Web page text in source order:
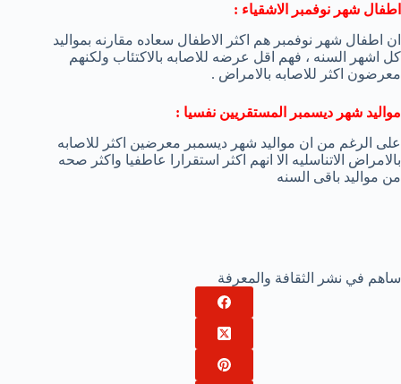
اطفال شهر نوفمبر الاشقياء :
ان اطفال شهر نوفمبر هم اكثر الاطفال سعاده مقارنه بمواليد
كل اشهر السنه ، فهم اقل عرضه للاصابه بالاكتئاب ولكنهم
معرضون اكثر للاصابه بالامراض .
مواليد شهر ديسمبر المستقريين نفسيا :
على الرغم من ان مواليد شهر ديسمبر معرضين اكثر للاصابه
بالامراض الاتناسليه الا انهم اكثر استقرارا عاطفيا واكثر صحه
من مواليد باقى السنه
ساهم في نشر الثقافة والمعرفة